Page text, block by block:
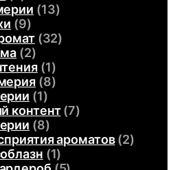
(13)
(9)
(32)
(2)
(1)
(8)
(1)
контент(7)
(8)
ароматов(2)
(1)